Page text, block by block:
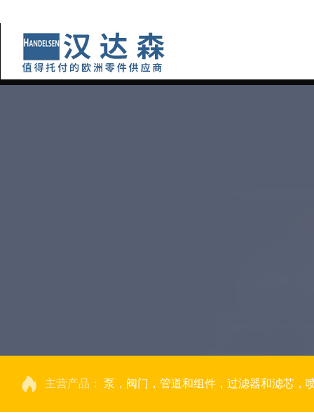
主营产品： 泵，阀门，管道和组件，过滤器和滤芯，